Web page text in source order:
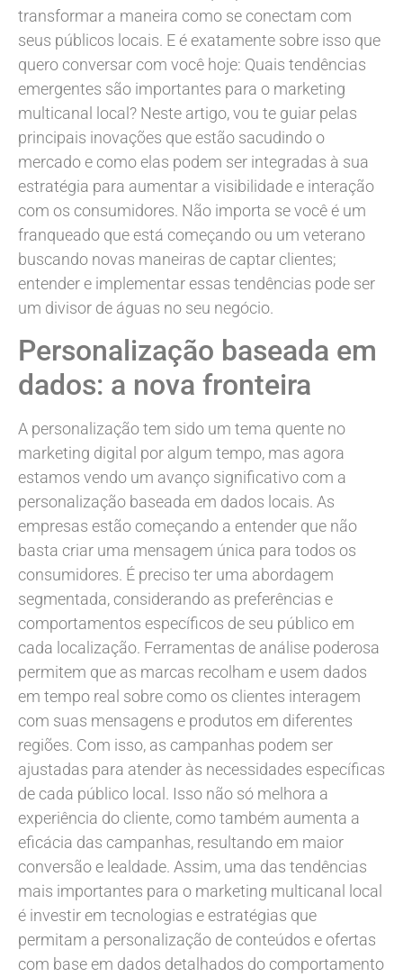
transformar a maneira como se conectam com
seus públicos locais. E é exatamente sobre isso que
quero conversar com você hoje: Quais tendências
emergentes são importantes para o marketing
multicanal local? Neste artigo, vou te guiar pelas
principais inovações que estão sacudindo o
mercado e como elas podem ser integradas à sua
estratégia para aumentar a visibilidade e interação
com os consumidores. Não importa se você é um
franqueado que está começando ou um veterano
buscando novas maneiras de captar clientes;
entender e implementar essas tendências pode ser
um divisor de águas no seu negócio.
Personalização baseada em
dados: a nova fronteira
A personalização tem sido um tema quente no
marketing digital por algum tempo, mas agora
estamos vendo um avanço significativo com a
personalização baseada em dados locais. As
empresas estão começando a entender que não
basta criar uma mensagem única para todos os
consumidores. É preciso ter uma abordagem
segmentada, considerando as preferências e
comportamentos específicos de seu público em
cada localização. Ferramentas de análise poderosa
permitem que as marcas recolham e usem dados
em tempo real sobre como os clientes interagem
com suas mensagens e produtos em diferentes
regiões. Com isso, as campanhas podem ser
ajustadas para atender às necessidades específicas
de cada público local. Isso não só melhora a
experiência do cliente, como também aumenta a
eficácia das campanhas, resultando em maior
conversão e lealdade. Assim, uma das tendências
mais importantes para o marketing multicanal local
é investir em tecnologias e estratégias que
permitam a personalização de conteúdos e ofertas
com base em dados detalhados do comportamento